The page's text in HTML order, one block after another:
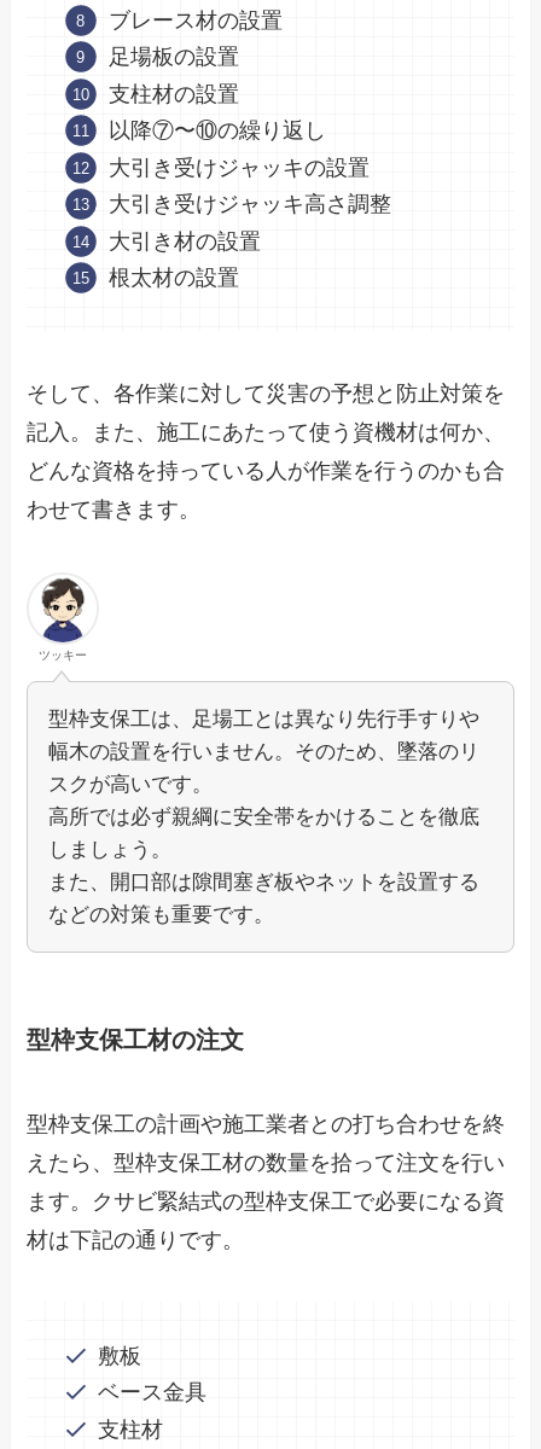
ブレース材の設置
足場板の設置
支柱材の設置
以降⑦〜⑩の繰り返し
大引き受けジャッキの設置
大引き受けジャッキ高さ調整
大引き材の設置
根太材の設置
そして、各作業に対して災害の予想と防止対策を
記入。また、施工にあたって使う資機材は何か、
どんな資格を持っている人が作業を行うのかも合
わせて書きます。
ツッキー
型枠支保工は、足場工とは異なり先行手すりや
幅木の設置を行いません。そのため、墜落のリ
スクが高いです。
高所では必ず親綱に安全帯をかけることを徹底
しましょう。
また、開口部は隙間塞ぎ板やネットを設置する
などの対策も重要です。
型枠支保工材の注文
型枠支保工の計画や施工業者との打ち合わせを終
えたら、型枠支保工材の数量を拾って注文を行い
ます。クサビ緊結式の型枠支保工で必要になる資
材は下記の通りです。
敷板
ベース金具
支柱材